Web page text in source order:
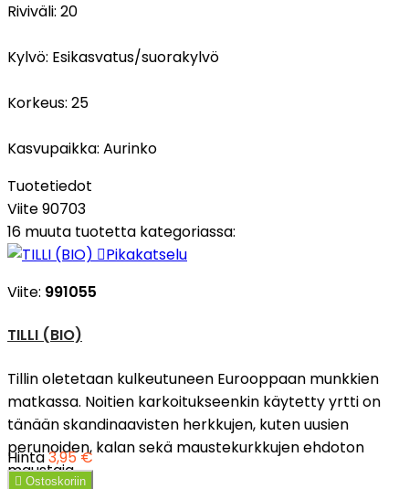
Riviväli: 20
Kylvö: Esikasvatus/suorakylvö
Korkeus: 25
Kasvupaikka: Aurinko
Tuotetiedot
Viite90703
16 muuta tuotetta kategoriassa:
Pikakatselu
Viite: 991055
TILLI (BIO)
Tillin oletetaan kulkeutuneen Eurooppaan munkkien
matkassa. Noitien karkoitukseenkin käytetty yrtti on
tänään skandinaavisten herkkujen, kuten uusien
perunoiden, kalan sekä maustekurkkujen ehdoton
maustaja.
Hinta3,95 €
 Ostoskoriin